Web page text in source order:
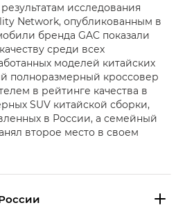
исследования
Network, опубликованным в
бренда GAC показали
среди всех
моделей китайских
полноразмерный кроссовер
в рейтинге качества в
SUV китайской сборки,
в России, а семейный
второе место в своем